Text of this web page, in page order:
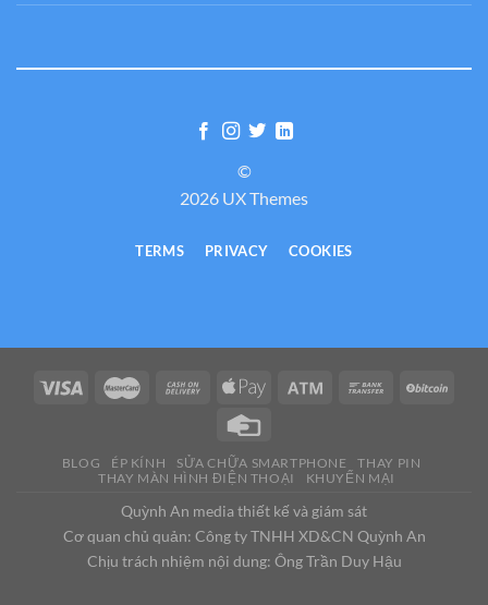
©
2026 UX Themes
TERMS PRIVACY COOKIES
BLOG ÉP KÍNH SỬA CHỮA SMARTPHONE
THAY PIN
THAY MÀN HÌNH ĐIỆN THOẠI
KHUYẾN MẠI
Quỳnh An media thiết kế và giám sát
Cơ quan chủ quản: Công ty TNHH XD&CN Quỳnh An
Chịu trách nhiệm nội dung: Ông Trần Duy Hậu